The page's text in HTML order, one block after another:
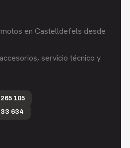
en Castelldefels desde
servicio técnico y
105
634